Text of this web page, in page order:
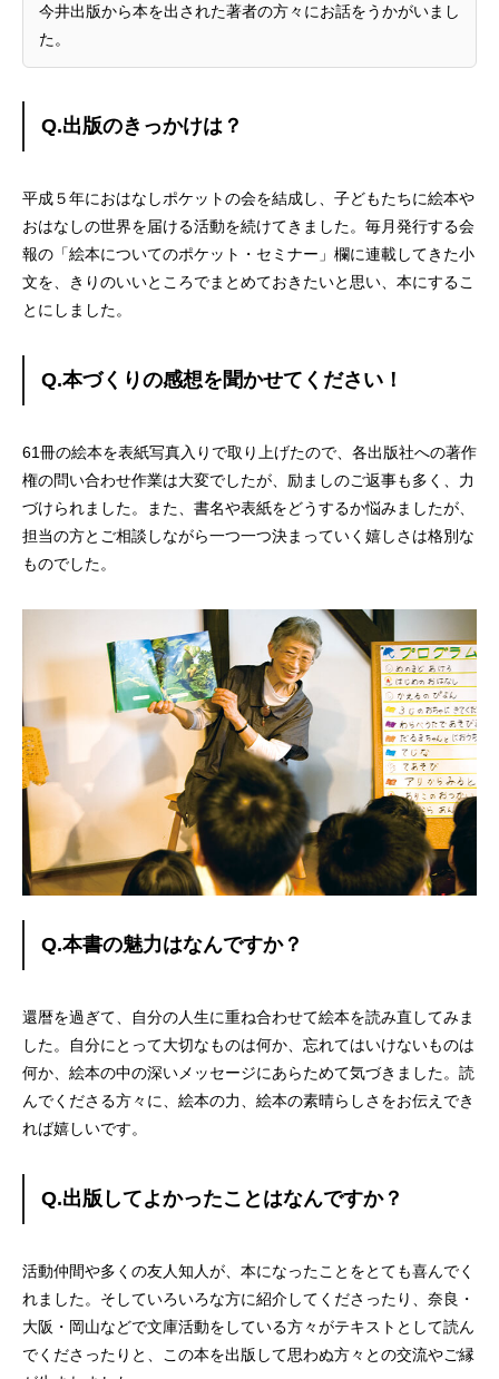
今井出版から本を出された著者の方々にお話をうかがいまし
た。
Q.出版のきっかけは？
平成５年におはなしポケットの会を結成し、子どもたちに絵本や
おはなしの世界を届ける活動を続けてきました。毎月発行する会
報の「絵本についてのポケット・セミナー」欄に連載してきた小
文を、きりのいいところでまとめておきたいと思い、本にするこ
とにしました。
Q.本づくりの感想を聞かせてください！
61冊の絵本を表紙写真入りで取り上げたので、各出版社への著作
権の問い合わせ作業は大変でしたが、励ましのご返事も多く、力
づけられました。また、書名や表紙をどうするか悩みましたが、
担当の方とご相談しながら一つ一つ決まっていく嬉しさは格別な
ものでした。
Q.本書の魅力はなんですか？
還暦を過ぎて、自分の人生に重ね合わせて絵本を読み直してみま
した。自分にとって大切なものは何か、忘れてはいけないものは
何か、絵本の中の深いメッセージにあらためて気づきました。読
んでくださる方々に、絵本の力、絵本の素晴らしさをお伝えでき
れば嬉しいです。
Q.出版してよかったことはなんですか？
活動仲間や多くの友人知人が、本になったことをとても喜んでく
れました。そしていろいろな方に紹介してくださったり、奈良・
大阪・岡山などで文庫活動をしている方々がテキストとして読ん
でくださったりと、この本を出版して思わぬ方々との交流やご縁